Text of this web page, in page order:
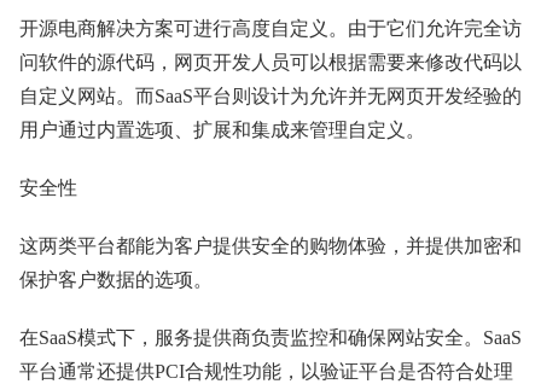
开源电商解决方案可进行高度自定义。由于它们允许完全访
问软件的源代码，网页开发人员可以根据需要来修改代码以
自定义网站。而SaaS平台则设计为允许并无网页开发经验的
用户通过内置选项、扩展和集成来管理自定义。
安全性
这两类平台都能为客户提供安全的购物体验，并提供加密和
保护客户数据的选项。
在SaaS模式下，服务提供商负责监控和确保网站安全。SaaS
平台通常还提供PCI合规性功能，以验证平台是否符合处理